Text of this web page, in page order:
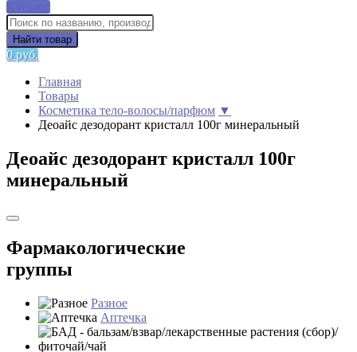
Найти товар
0 руб.
Главная
Товары
Косметика тело-волосы/парфюм ▼
Деоайс дезодорант кристалл 100г минеральный
Деоайс дезодорант кристалл 100г
минеральный
Фармакологические
группы
Разное
Аптечка